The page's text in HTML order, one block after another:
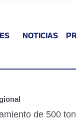
NOTICIAS